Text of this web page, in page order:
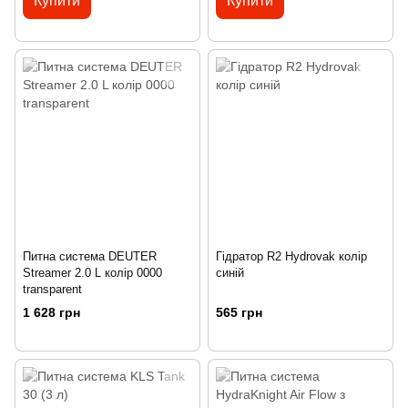
Питна система DEUTER
Streamer 2.0 L колір 0000
transparent
1 628 грн
Гідратор R2 Hydrovak колір
синій
565 грн